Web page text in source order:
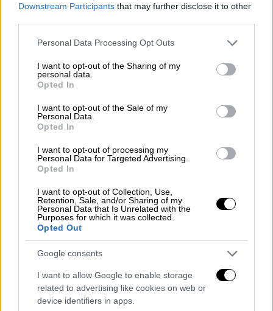
Downstream Participants that may further disclose it to other
Please note that this website/app uses one or more Google
not limited to your visit or usage behaviour. You may click to
grant or deny consent to Google and its third-party tags to
use your data for below specified purposes in below Google
consent section.
Personal Data Processing Opt Outs
I want to opt-out of the Sharing of my
personal data.
Opted In
I want to opt-out of the Sale of my
Personal Data.
Opted In
I want to opt-out of processing my
Personal Data for Targeted Advertising.
Opted In
I want to opt-out of Collection, Use,
Retention, Sale, and/or Sharing of my
Personal Data that Is Unrelated with the
Purposes for which it was collected.
Opted Out
Google consents
I want to allow Google to enable storage
related to advertising like cookies on web or
device identifiers in apps.
Η ανακοίνωση της ΕΛΑΣ
Σε συνέχεια χθεσινής (01-11-2025)
ανακοίνωσης, στο πλαίσιο της
συνεχιζόμενης έρευνας της Υποδιεύθυνσης
Δίωξης και Εξιχνίασης Εγκλημάτων
Ηρακλείου, με τη συνδρομή του Αστυνομικού
Τμήματος Φαιστού, διαπιστώθηκε η
εμπλοκή, στο ένοπλο περιστατικό σε
οικισμό της Περιφερειακής Ενότητας